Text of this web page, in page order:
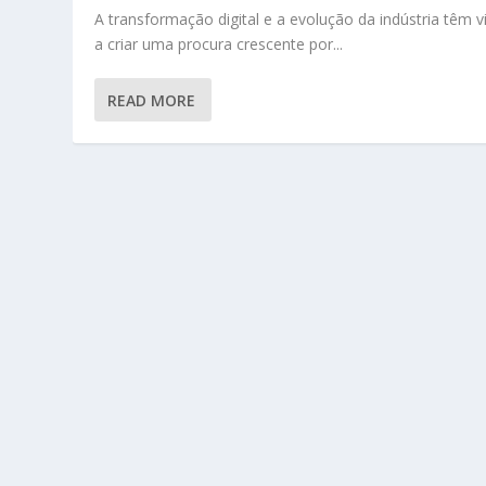
A transformação digital e a evolução da indústria têm
a criar uma procura crescente por...
READ MORE